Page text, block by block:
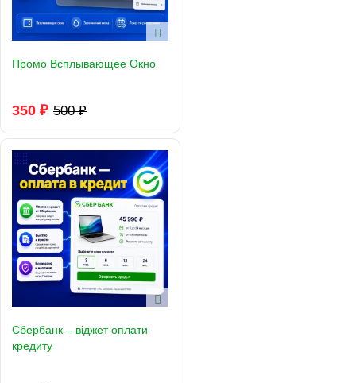
Промо Всплывающее Окно
350 ₽ 500 ₽
Сбербанк – віджет оплати
кредиту